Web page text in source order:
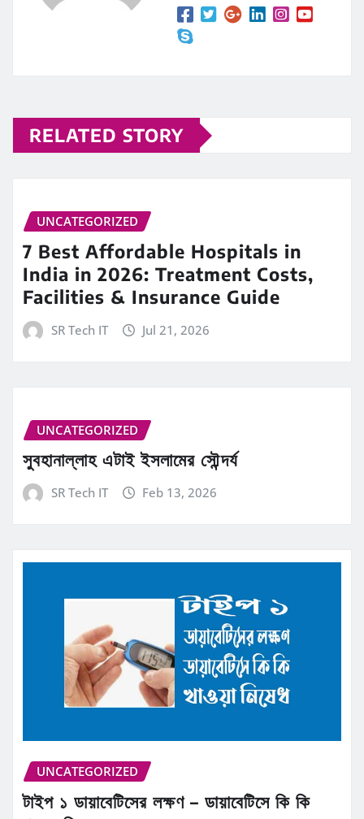
RELATED STORY
UNCATEGORIZED
7 Best Affordable Hospitals in
India in 2026: Treatment Costs,
Facilities & Insurance Guide
SR Tech IT Jul 21, 2026
UNCATEGORIZED
সুবহানাল্লাহ এটাই ইসলামের সৌন্দর্য
SR Tech IT Feb 13, 2026
UNCATEGORIZED
টাইপ ১ ডায়াবেটিসের লক্ষণ – ডায়াবেটিসে কি কি